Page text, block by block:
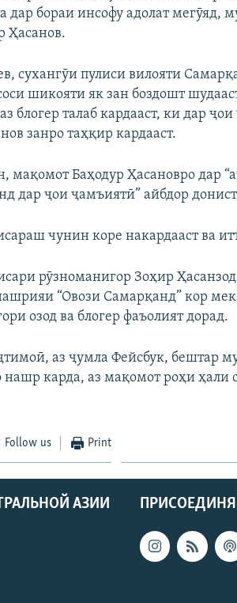
дар бораи инсофу адолат
Ҳасанов.
сухангӯи пулиси вилояти
шикояти як зан боздошт
блогер талаб кардааст, ки дар
занро таҳқир кардааст.
мақомот Баҳодур Ҳасановро дар
дар ҷои ҷамъиятӣ” айбдор
чунин коре накардааст ва
рӯзноманигор Зоҳир
“Овози Самарқанд” кор
озод ва блогер фаъолият дорад.
аз ҷумла Фейсбук, бештар
карда, аз мақомот роҳи ҳали
Follow us Print
АЗИИ